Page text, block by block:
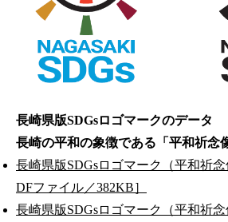
長崎県版SDGsロゴマークのデータ
長崎の平和の象徴である「平和祈念
長崎県版SDGsロゴマーク（平和祈
DFファイル／382KB］
長崎県版SDGsロゴマーク（平和祈